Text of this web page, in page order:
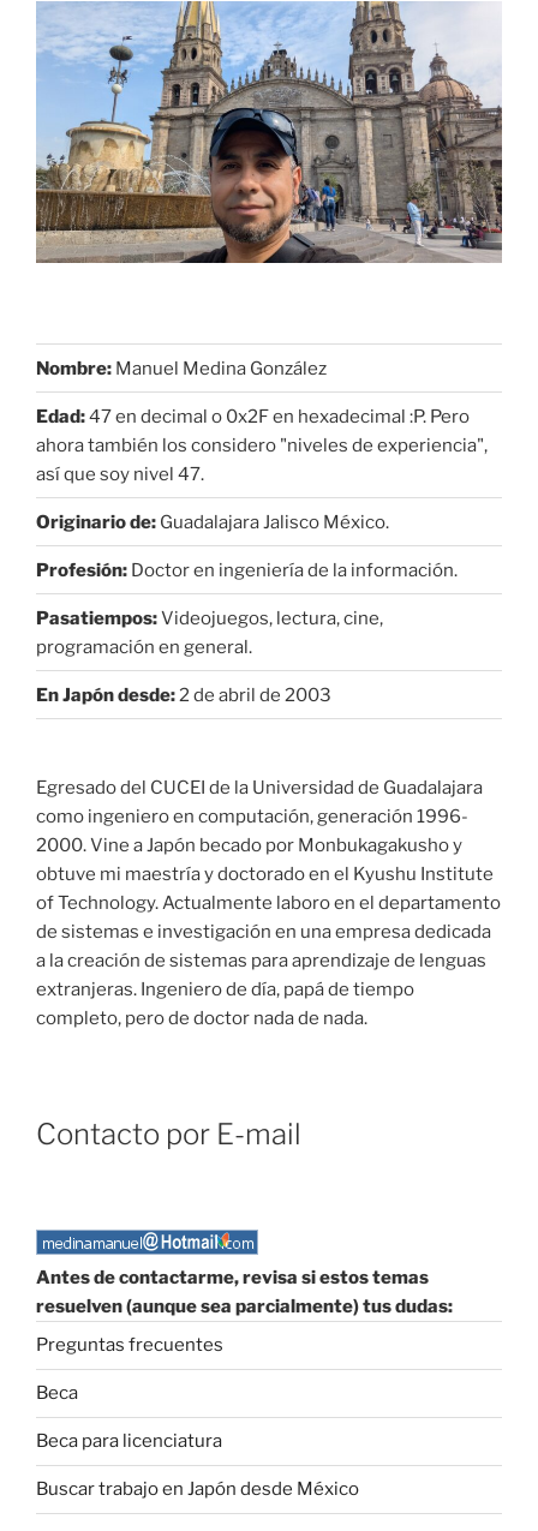
Nombre: Manuel Medina González
Edad:47 en decimal o 0x2F en hexadecimal :P. Pero
ahora también los considero "niveles de experiencia",
así que soy nivel 47.
Originario de: Guadalajara Jalisco México.
Profesión: Doctor en ingeniería de la información.
Pasatiempos:Videojuegos, lectura, cine,
programación en general.
En Japón desde:2 de abril de 2003
Egresado del CUCEI de la Universidad de Guadalajara
como ingeniero en computación, generación 1996-
2000. Vine a Japón becado por Monbukagakusho y
obtuve mi maestría y doctorado en el Kyushu Institute
of Technology. Actualmente laboro en el departamento
de sistemas e investigación en una empresa dedicada
a la creación de sistemas para aprendizaje de lenguas
extranjeras. Ingeniero de día, papá de tiempo
completo, pero de doctor nada de nada.
Contacto por E-mail
Antes de contactarme, revisa si estos temas
resuelven (aunque sea parcialmente) tus dudas:
Preguntas frecuentes
Beca
Beca para licenciatura
Buscar trabajo en Japón desde México